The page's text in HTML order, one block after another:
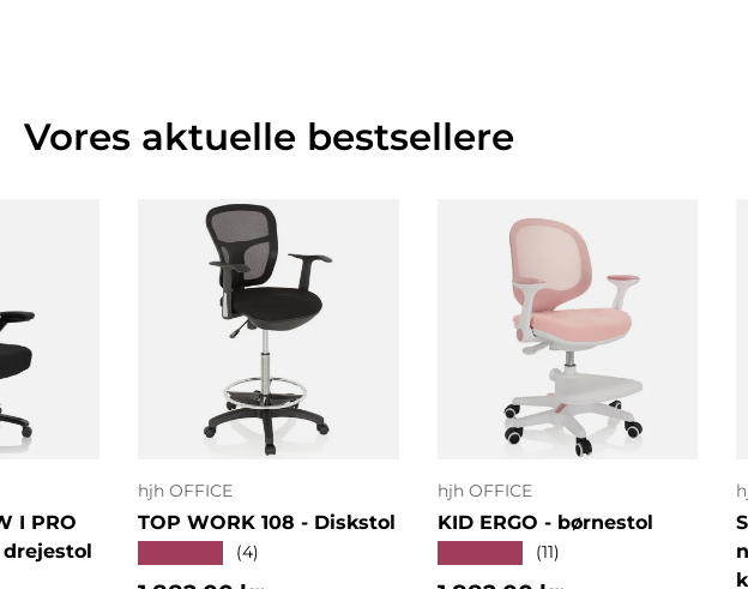
Vores aktuelle bestsellere
I PRO
drejestol
hjh OFFICE
TOP WORK 108 - Diskstol
(4)
I indkøbskurven
hjh OFFICE
KID ERGO - børnestol
(11)
Vælg indstillinger